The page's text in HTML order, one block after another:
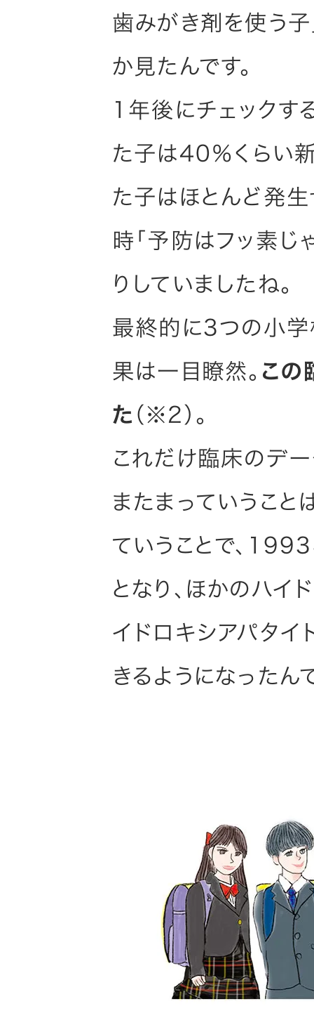
歯みがき剤を使う子
か見たんです。
1年後にチェックす
た子は40％くらい
た子はほとんど発生
時「予防はフッ素じ
りしていましたね。
最終的に3つの小学
果は一目瞭然。 この
た （※2）。
これだけ臨床のデ
またまっていうこと
ていうことで、
となり、ほかのハイ
イドロキシアパタイ
きるようになったん